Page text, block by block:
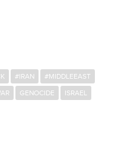
#IRAN
#MIDDLEEAST
GENOCIDE ISRAEL